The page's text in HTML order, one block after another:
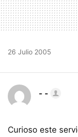
26 Julio 2005
- -
Curioso este